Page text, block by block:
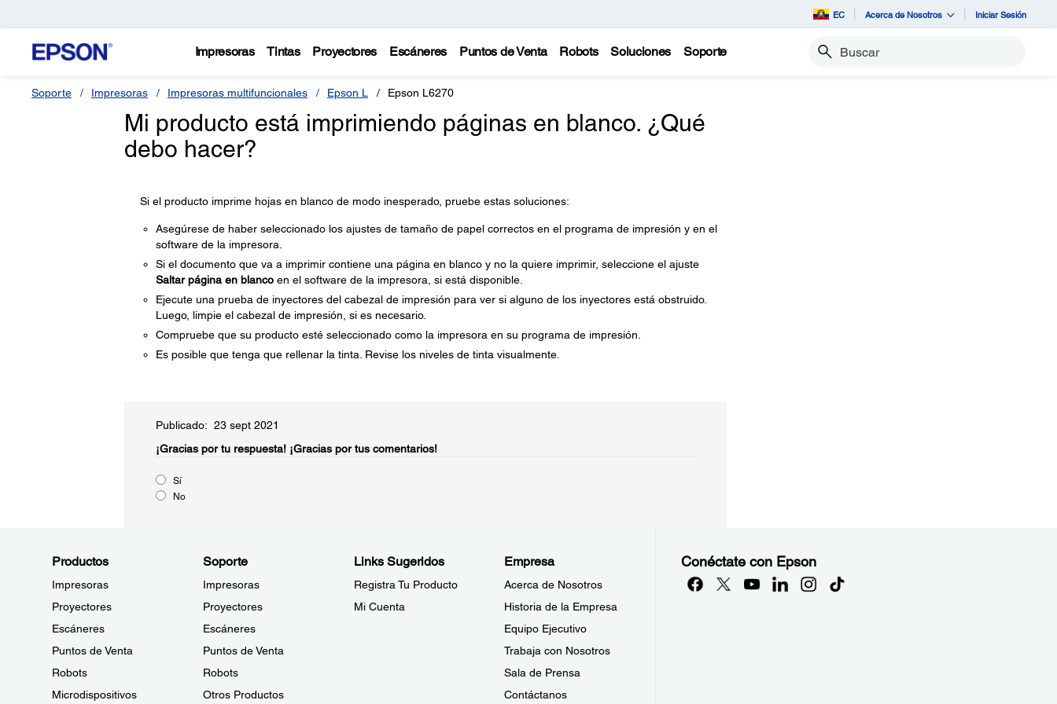
EC Acerca de Nosotros Iniciar Sesión
Impresoras Tintas Proyectores Escáneres Puntos de Venta Robots Soluciones Soporte Buscar
Soporte Impresoras Impresoras multifuncionales Epson L Epson L6270
Mi producto está imprimiendo páginas en blanco. ¿Qué
debo hacer?
Si el producto imprime hojas en blanco de modo inesperado, pruebe estas soluciones:
Asegúrese de haber seleccionado los ajustes de tamaño de papel correctos en el programa de impresión y en el
software de la impresora.
Si el documento que va a imprimir contiene una página en blanco y no la quiere imprimir, seleccione el ajuste
Saltar página en blancoen el software de la impresora, si está disponible.
Ejecute una prueba de inyectores del cabezal de impresión para ver si alguno de los inyectores está obstruido.
Luego, limpie el cabezal de impresión, si es necesario.
Compruebe que su producto esté seleccionado como la impresora en su programa de impresión.
Es posible que tenga que rellenar la tinta. Revise los niveles de tinta visualmente.
Publicado: 23 sept 2021
¡Gracias por tu respuesta! ¡Gracias por tus comentarios!
Sí
No
Productos
Impresoras
Proyectores
Escáneres
Puntos de Venta
Robots
Microdispositivos
Soporte
Impresoras
Proyectores
Escáneres
Puntos de Venta
Robots
Otros Productos
Links Sugeridos
Registra Tu Producto
Mi Cuenta
Empresa
Acerca de Nosotros
Historia de la Empresa
Equipo Ejecutivo
Trabaja con Nosotros
Sala de Prensa
Contáctanos
Conéctate con Epson